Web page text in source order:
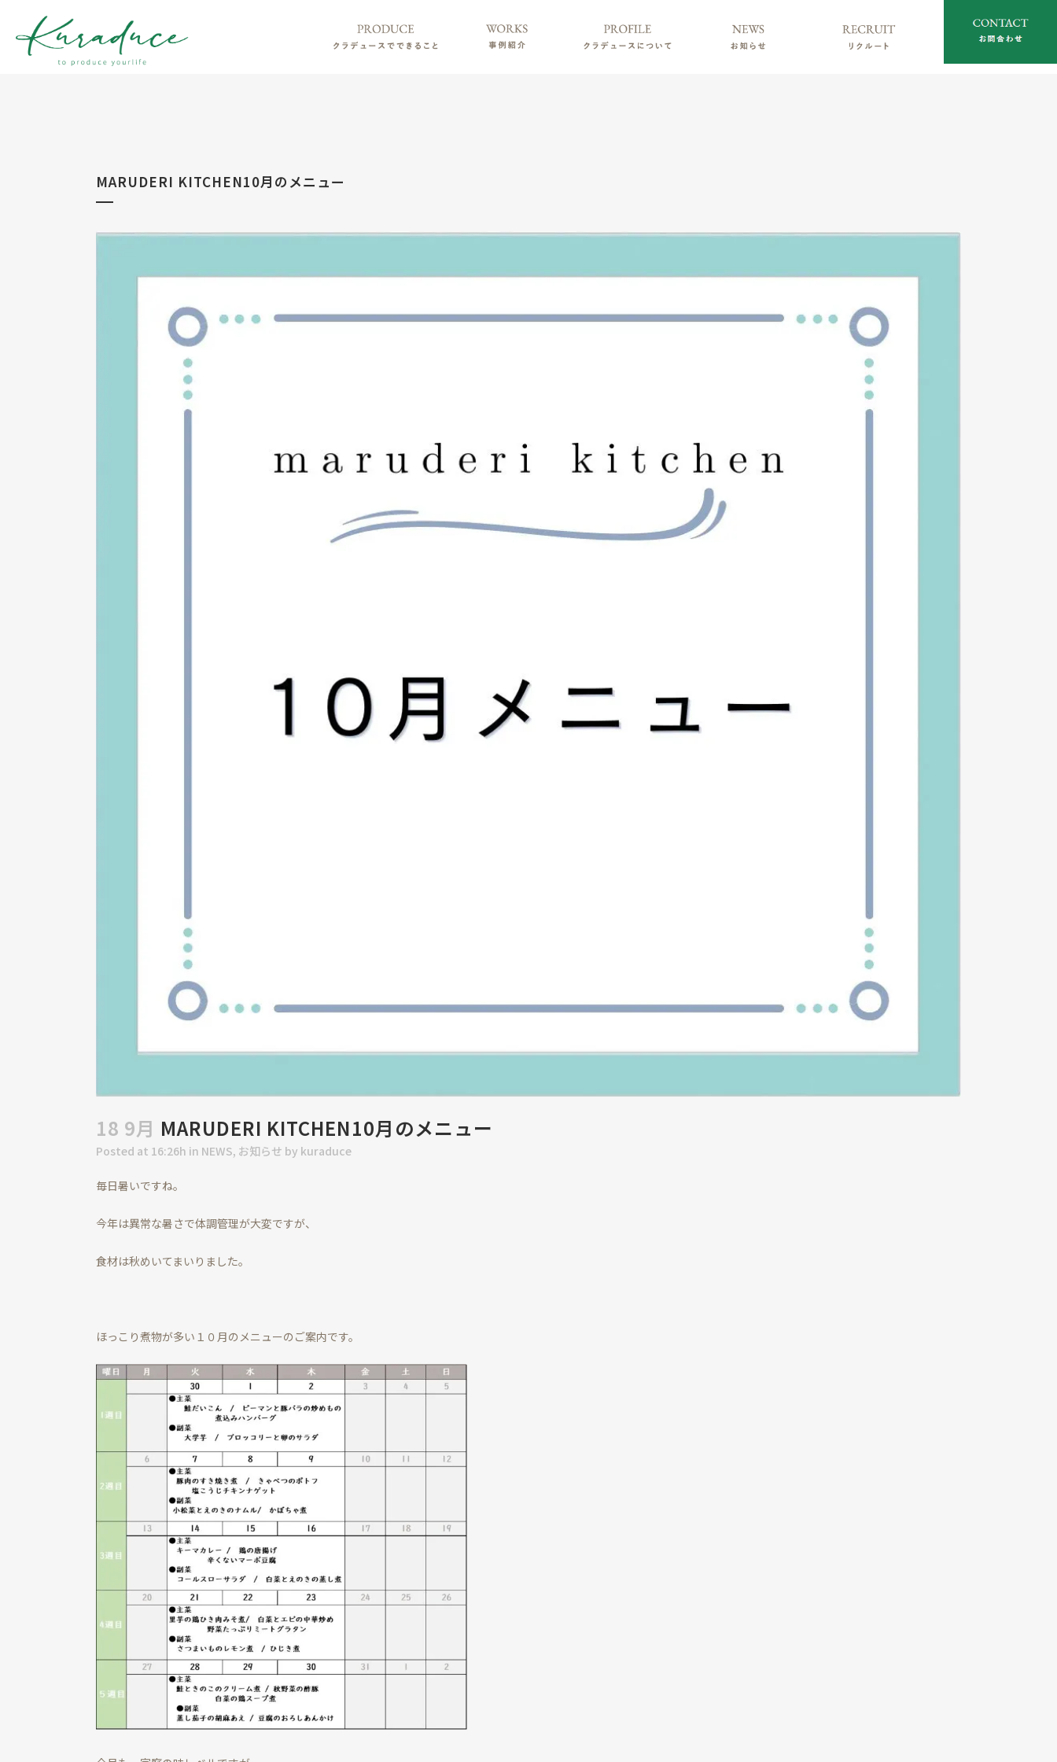
MARUDERI KITCHEN10月のメニュー
18 9月 MARUDERI KITCHEN10月のメニュー
Posted at 16:26h in NEWS, お知らせ by kuraduce
毎日暑いですね。
今年は異常な暑さで体調管理が大変ですが、
食材は秋めいてまいりました。
ほっこり煮物が多い１０月のメニューのご案内です。